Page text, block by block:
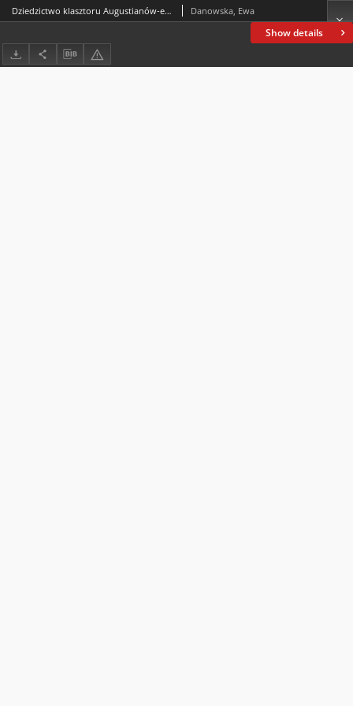
Show details
Dziedzictwo klasztoru Augustianów-eremitów z Książa Wielkiego. Dokumenty z lat 1783–1900, zebrała i opracowała Agnieszka Fluda-Krokos, Wydawnictwo Naukowe Uniwersytetu Pedagogicznego, Kraków 2019 Danowska, Ewa